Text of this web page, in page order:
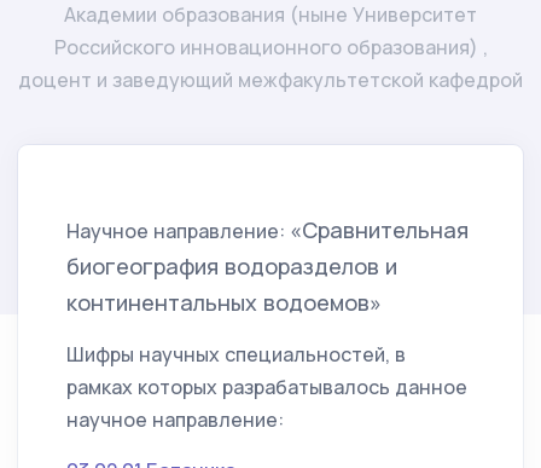
Академии образования (ныне Университет
Российского инновационного образования) ,
доцент и заведующий межфакультетской кафедрой
Научное направление: «Сравнительная
биогеография водоразделов и
континентальных водоемов»
Шифры научных специальностей, в
рамках которых разрабатывалось данное
научное направление: